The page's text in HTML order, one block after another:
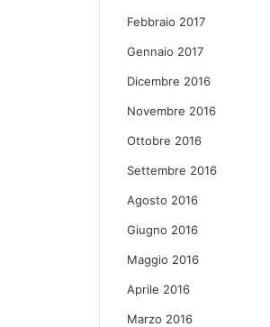
Febbraio 2017
Gennaio 2017
Dicembre 2016
Novembre 2016
Ottobre 2016
Settembre 2016
Agosto 2016
Giugno 2016
Maggio 2016
Aprile 2016
Marzo 2016